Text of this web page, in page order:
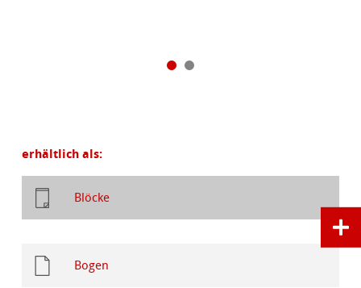
erhältlich als:
Blöcke
Bogen